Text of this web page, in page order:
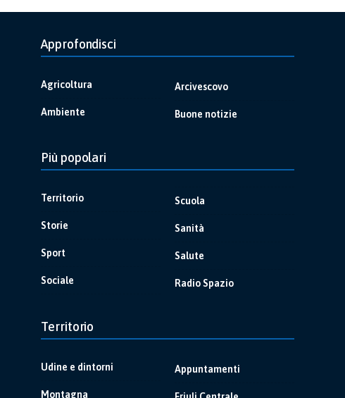
Approfondisci
Agricoltura
Ambiente
Arcivescovo
Buone notizie
Più popolari
Territorio
Storie
Sport
Sociale
Scuola
Sanità
Salute
Radio Spazio
Territorio
Udine e dintorni
Montagna
Appuntamenti